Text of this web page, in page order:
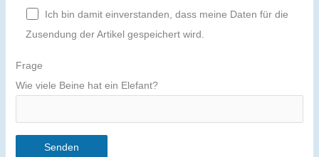
Ich bin damit einverstanden, dass meine Daten für die
Zusendung der Artikel gespeichert wird.
Frage
Wie viele Beine hat ein Elefant?